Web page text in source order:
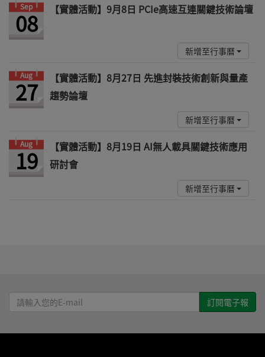
Sep
08 【實體活動】9月8日 PCIe高速互連關鍵技術論壇
新增至行事曆
Aug
27
【實體活動】8月27日 先進封裝技術創新與量產
趨勢論壇
新增至行事曆
Aug
19
【實體活動】8月19日 AI無人載具關鍵技術應用
研討會
新增至行事曆
請
輸